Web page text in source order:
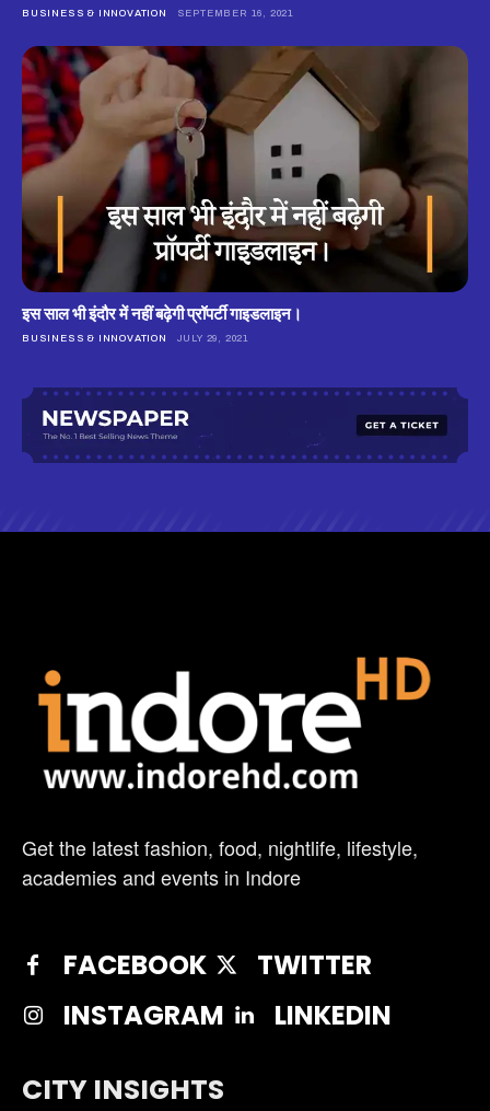
BUSINESS & INNOVATION SEPTEMBER 16, 2021
इस साल भी इंदौर में नहीं बढ़ेगी प्रॉपर्टी गाइडलाइन।
BUSINESS & INNOVATION JULY 29, 2021
Get the latest fashion, food, nightlife, lifestyle,
academies and events in Indore
FACEBOOK
TWITTER
INSTAGRAM
LINKEDIN
CITY INSIGHTS